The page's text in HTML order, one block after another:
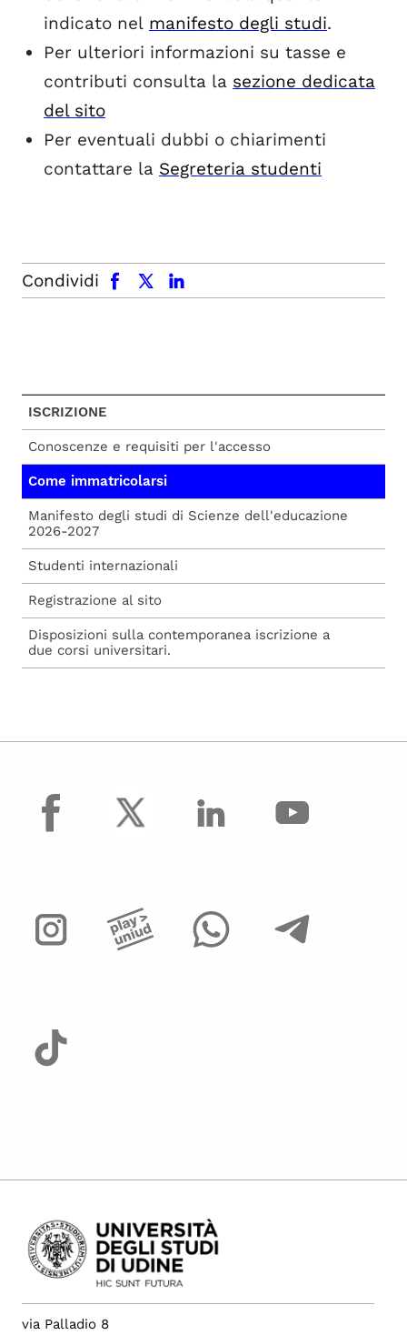
indicato nel manifesto degli studi.
Per ulteriori informazioni su tasse e
contributi consulta la sezione dedicata
del sito
Per eventuali dubbi o chiarimenti
contattare la Segreteria studenti
Condividi
facebook x.com linkedin
ISCRIZIONE
Conoscenze e requisiti per l'accesso
Come immatricolarsi
Manifesto degli studi di Scienze dell'educazione
2026-2027
Studenti internazionali
Registrazione al sito
Disposizioni sulla contemporanea iscrizione a
due corsi universitari.
facebook
via Palladio 8